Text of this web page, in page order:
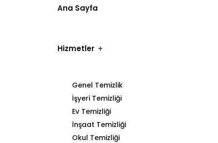
Ana Sayfa
Hizmetler
Genel Temizlik
İşyeri Temizliği
Ev Temizliği
İnşaat Temizliği
Okul Temizliği